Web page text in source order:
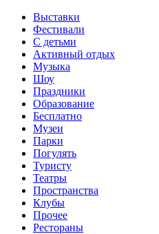
Выставки
Фестивали
С детьми
Активный отдых
Музыка
Шоу
Праздники
Образование
Бесплатно
Музеи
Парки
Погулять
Туристу
Театры
Пространства
Клубы
Прочее
Рестораны